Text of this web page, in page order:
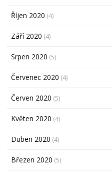
Říjen 2020 (4)
Září 2020 (4)
Srpen 2020 (5)
Červenec 2020 (4)
Červen 2020 (5)
Květen 2020 (4)
Duben 2020 (4)
Březen 2020 (5)